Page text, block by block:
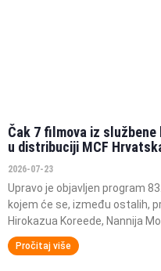
Čak 7 filmova iz
u distribuciji MCF
2026-07-23
Upravo je objavljen program
kojem će se, između ostalih,
Hirokazua Koreede, Nannija
Pročitaj više